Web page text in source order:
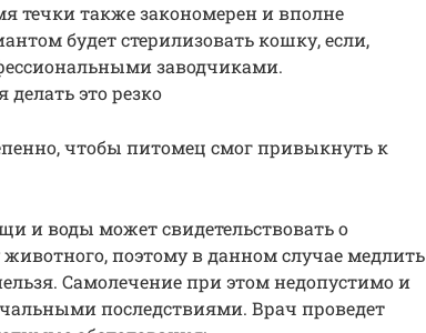
течки также закономерен и вполне
будет стерилизовать кошку, если,
заводчиками.
это резко
чтобы питомец смог привыкнуть к
и воды может свидетельствовать о
поэтому в данном случае медлить
Самолечение при этом недопустимо и
последствиями. Врач проведет